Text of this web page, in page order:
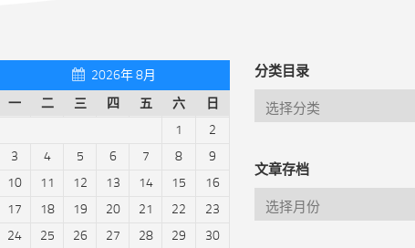
2026年 8月
一
二 三 四 五 六
日
1
2
3
4 5 6 7 8
9
10
11 12 13 14 15
16
17
18 19 20 21 22
23
24
25 26 27 28 29 30
分类目录
文章存档